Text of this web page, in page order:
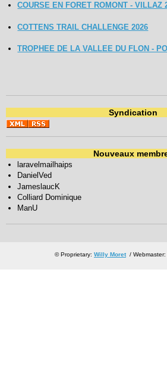
COURSE EN FORET ROMONT - VILLAZ
COTTENS TRAIL CHALLENGE 2026
TROPHEE DE LA VALLEE DU FLON -
Syndication
Nouveaux
laravelmailhaips
DanielVed
JameslaucK
Colliard Dominique
ManU
© Proprietary: Willy Moret/ Webmaster: